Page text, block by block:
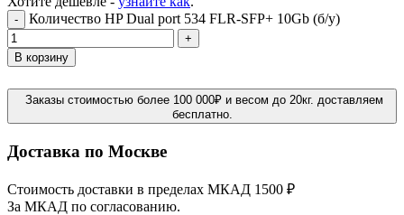
- Количество HP Dual port 534 FLR-SFP+ 10Gb (б/у)
+
В корзину
Заказы стоимостью более 100 000₽ и весом до 20кг. доставляем
бесплатно.
Доставка по Москве
Стоимость доставки в пределах МКАД 1500 ₽
За МКАД по согласованию.